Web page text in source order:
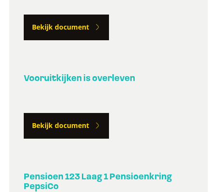
Bekijk document
Vooruitkijken is overleven
Bekijk document
Pensioen 123 Laag 1 Pensioenkring
PepsiCo